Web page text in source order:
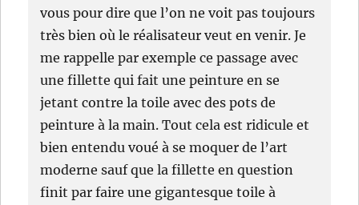
vous pour dire que l’on ne voit pas toujours
très bien où le réalisateur veut en venir. Je
me rappelle par exemple ce passage avec
une fillette qui fait une peinture en se
jetant contre la toile avec des pots de
peinture à la main. Tout cela est ridicule et
bien entendu voué à se moquer de l’art
moderne sauf que la fillette en question
finit par faire une gigantesque toile à